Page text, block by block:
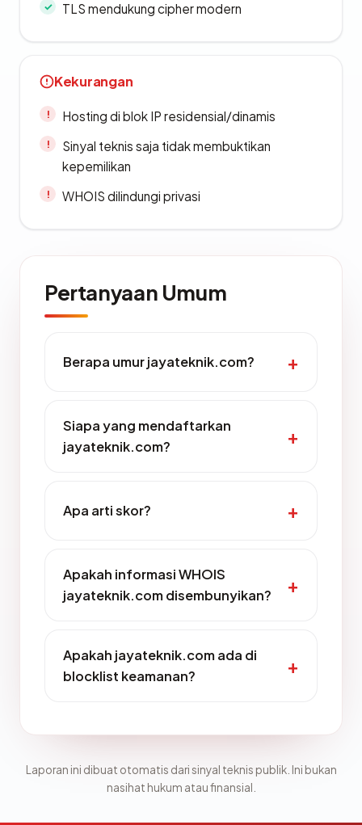
TLS mendukung cipher modern
Kekurangan
Hosting di blok IP residensial/dinamis
Sinyal teknis saja tidak membuktikan
kepemilikan
WHOIS dilindungi privasi
Pertanyaan Umum
Berapa umur jayateknik.com?
Siapa yang mendaftarkan
jayateknik.com?
Apa arti skor?
Apakah informasi WHOIS
jayateknik.com disembunyikan?
Apakah jayateknik.com ada di
blocklist keamanan?
Laporan ini dibuat otomatis dari sinyal teknis publik. Ini bukan
nasihat hukum atau finansial.